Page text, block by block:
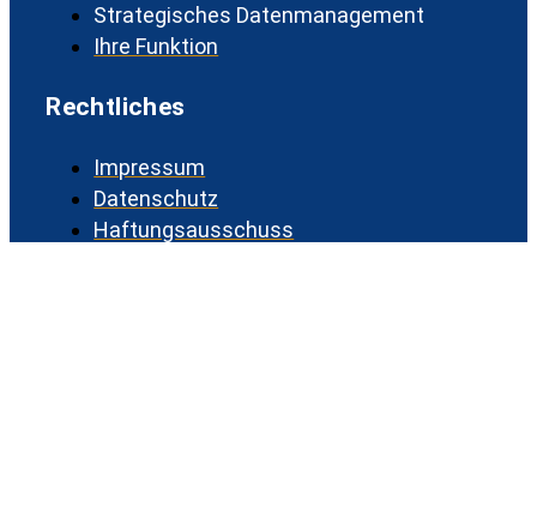
Strategisches Datenmanagement
Ihre Funktion
Rechtliches
Impressum
Datenschutz
Haftungsausschuss